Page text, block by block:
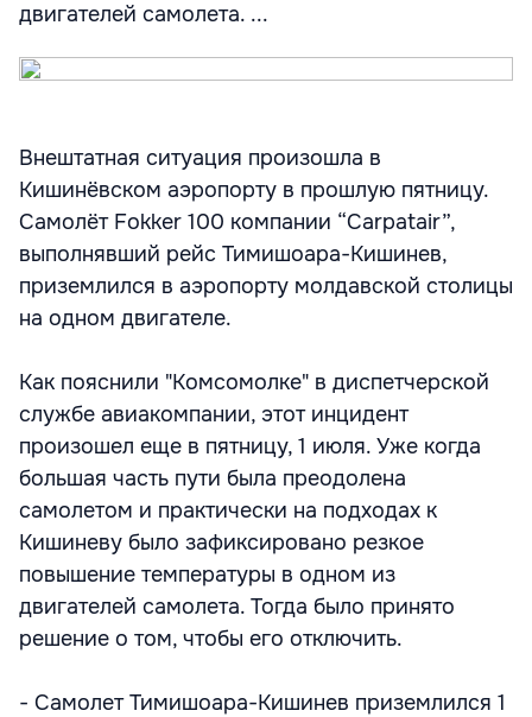
двигателей самолета. ...
Внештатная ситуация произошла в
Кишинёвском аэропорту в прошлую пятницу.
Самолёт Fokker 100 компании “Carpatair”,
выполнявший рейс Тимишоара-Кишинев,
приземлился в аэропорту молдавской столицы
на одном двигателе.
Как пояснили "Комсомолке" в диспетчерской
службе авиакомпании, этот инцидент
произошел еще в пятницу, 1 июля. Уже когда
большая часть пути была преодолена
самолетом и практически на подходах к
Кишиневу было зафиксировано резкое
повышение температуры в одном из
двигателей самолета. Тогда было принято
решение о том, чтобы его отключить.
- Самолет Тимишоара-Кишинев приземлился 1